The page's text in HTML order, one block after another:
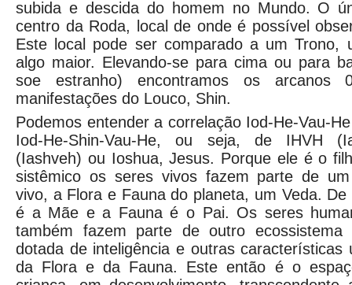
subida e descida do homem no Mundo. O
centro da Roda, local de onde é possível
Este local pode ser comparado a um Trono,
algo maior. Elevando-se para cima ou para
soe estranho) encontramos os
manifestações do Louco, Shin.
Podemos entender a correlação Iod-He-Vau-
Iod-He-Shin-Vau-He, ou seja, de IHVH
(Iashveh) ou Ioshua, Jesus. Porque ele é o
sistêmico os seres vivos fazem parte de
vivo, a Flora e Fauna do planeta, um Veda.
é a Mãe e a Fauna é o Pai. Os seres
também fazem parte de outro ecossistema
dotada de inteligência e outras características
da Flora e da Fauna. Este então é o